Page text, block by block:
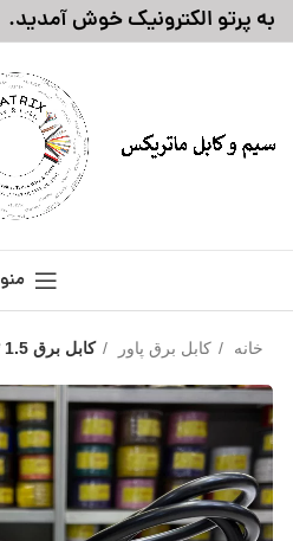
به پرتو الکترونیک خوش آمدید.
منو
خانه کابل برق پاور کابل برق 1.5 * 3 ( 1.80 متری )